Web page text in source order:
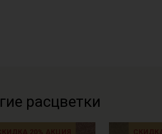
расцветки